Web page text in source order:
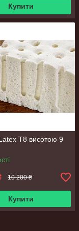
Купити
Т8 висотою 9
10 200 ₴
Купити